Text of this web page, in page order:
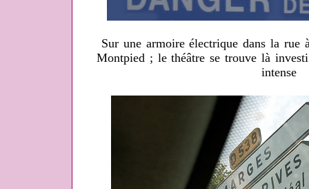
Sur une armoire électrique dans la rue
Montpied ; le théâtre se trouve là
intense